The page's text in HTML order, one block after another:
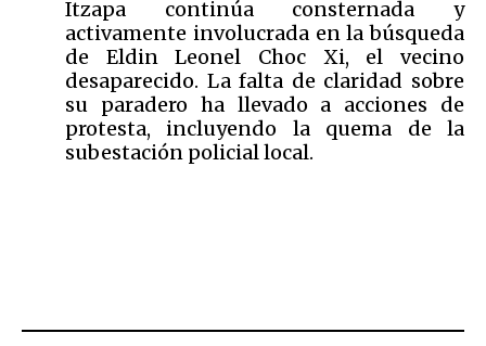
Itzapa continúa consternada y
activamente involucrada en la búsqueda
de Eldin Leonel Choc Xi, el vecino
desaparecido. La falta de claridad sobre
su paradero ha llevado a acciones de
protesta, incluyendo la quema de la
subestación policial local.